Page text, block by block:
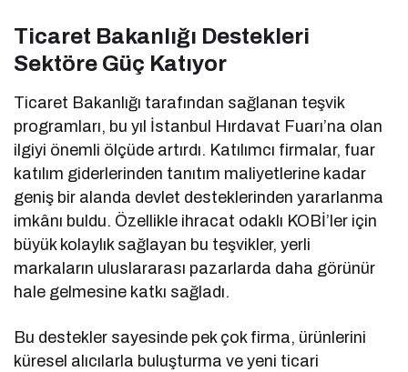
Ticaret Bakanlığı Destekleri
Sektöre Güç Katıyor
Ticaret Bakanlığı tarafından sağlanan teşvik
programları, bu yıl İstanbul Hırdavat Fuarı’na olan
ilgiyi önemli ölçüde artırdı. Katılımcı firmalar, fuar
katılım giderlerinden tanıtım maliyetlerine kadar
geniş bir alanda devlet desteklerinden yararlanma
imkânı buldu. Özellikle ihracat odaklı KOBİ’ler için
büyük kolaylık sağlayan bu teşvikler, yerli
markaların uluslararası pazarlarda daha görünür
hale gelmesine katkı sağladı.
Bu destekler sayesinde pek çok firma, ürünlerini
küresel alıcılarla buluşturma ve yeni ticari